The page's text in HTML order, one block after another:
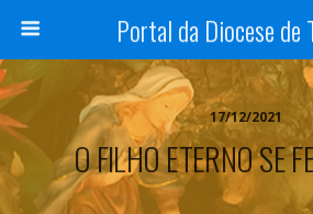
Portal da Diocese de
17/12/2021
O FILHO ETERNO SE